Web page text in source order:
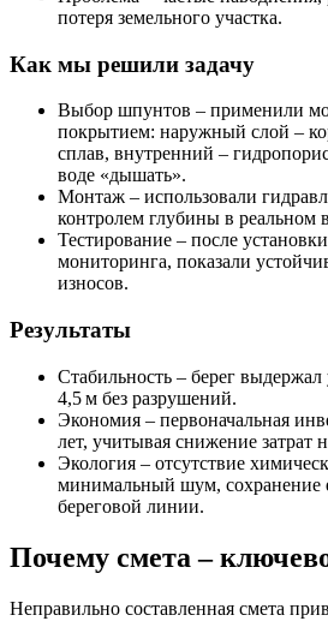
потеря земельного участка.
Как мы решили задачу
Выбор шпунтов – применили
покрытием: наружный слой –
сплав, внутренний –
воде «дышать».
Монтаж – использовали
контролем глубины в реальном
Тестирование – после
мониторинга, показали
износов.
Результаты
Стабильность – берег
4,5 м без разрушений.
Экономия – первоначальная
лет, учитывая снижение затрат
Экология – отсутствие
минимальный шум, сохранение
береговой линии.
Почему смета –
Неправильно составленная смета